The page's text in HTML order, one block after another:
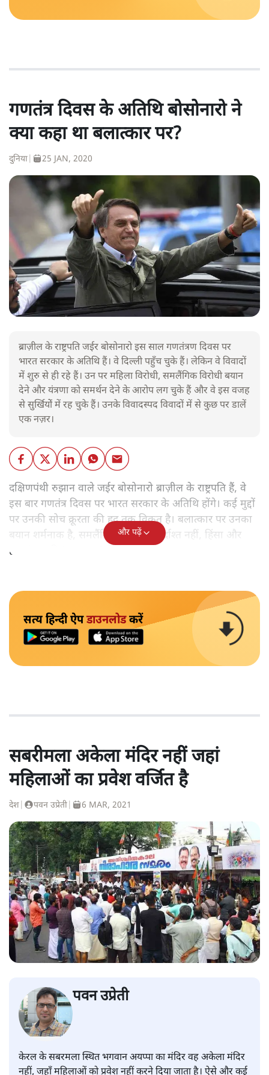
गणतंत्र दिवस के अतिथि बोसोनारो ने
क्या कहा था बलात्कार पर?
दुनिया 25 JAN, 2020
ब्राज़ील के राष्ट्रपति जईर बोसोनारो इस साल गणतंत्रण दिवस पर
भारत सरकार के अतिथि हैं। वे दिल्ली पहुँच चुके हैं। लेकिन वे विवादों
में शुरु से ही रहे हैं। उन पर महिला विरोधी, समलैंगिक विरोधी बयान
देने और यंत्रणा को समर्थन देने के आरोप लग चुके हैं और वे इस वजह
से सुर्खियोें में रह चुके हैं। उनके विवादस्पद विवादों में से कुछ पर डालें
एक नज़र।
दक्षिणपंथी रुझान वाले जईर बोसोनारो ब्राज़ील के राष्ट्रपति हैं, वे
इस बार गणतंत्र दिवस पर भारत सरकार के अतिथि होंगे। कई मुद्दों
पर उनकी सोच क्रूरता की हद तक विकृत है। बलात्कार पर उनका
बयान शर्मनाक है, समलैंगिक लोग उन्हें बर्दाश्त नहीं, हिंसा और
हत्याएं उनकी 'रूल-बुक' में हैं।
और पढ़ें
सत्य हिन्दी ऐपडाउनलोडकरें
सबरीमला अकेला मंदिर नहीं जहां
महिलाओं का प्रवेश वर्जित है
देश पवन उप्रेती 6 MAR, 2021
पवन उप्रेती
केरल के सबरमला स्थित भगवान अयप्पा का मंदिर वह अकेला मंदिर
नहीं, जहाँ महिलाओं को प्रवेश नहीं करने दिया जाता है। ऐसे और कई